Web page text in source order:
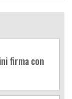
firma con